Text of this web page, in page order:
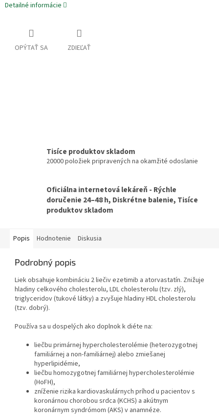
Detailné informácie
OPÝTAŤ SA ZDIEĽAŤ
Tisíce produktov skladom
20000 položiek pripravených na okamžité odoslanie
Oficiálna internetová lekáreň - Rýchle
doručenie 24–48 h, Diskrétne balenie, Tisíce
produktov skladom
Popis Hodnotenie Diskusia
Podrobný popis
Liek obsahuje kombináciu 2 liečiv ezetimib a atorvastatín. Znižuje
hladiny celkového cholesterolu, LDL cholesterolu (tzv. zlý),
triglyceridov (tukové látky) a zvyšuje hladiny HDL cholesterolu
(tzv. dobrý).
Používa sa u dospelých ako doplnok k diéte na:
liečbu primárnej hypercholesterolémie (heterozygotnej
familiárnej a non-familiárnej) alebo zmiešanej
hyperlipidémie,
liečbu homozygotnej familiárnej hypercholesterolémie
(HoFH),
zníženie rizika kardiovaskulárnych príhod u pacientov s
koronárnou chorobou srdca (KCHS) a akútnym
koronárnym syndrómom (AKS) v anamnéze.